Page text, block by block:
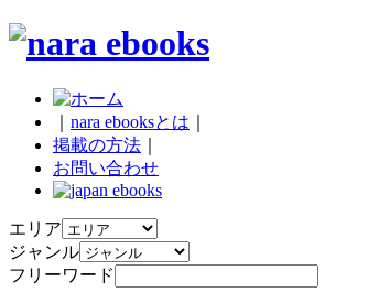
nara ebooksとは
掲載の方法
お問い合わせ
エリア
ジャンル
フリーワード